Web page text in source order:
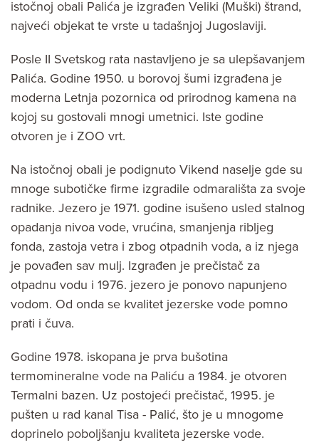
istočnoj obali Palića je izgrađen Veliki (Muški) štrand,
najveći objekat te vrste u tadašnjoj Jugoslaviji.
Posle II Svetskog rata nastavljeno je sa ulepšavanjem
Palića. Godine 1950. u borovoj šumi izgrađena je
moderna Letnja pozornica od prirodnog kamena na
kojoj su gostovali mnogi umetnici. Iste godine
otvoren je i ZOO vrt.
Na istočnoj obali je podignuto Vikend naselje gde su
mnoge subotičke firme izgradile odmarališta za svoje
radnike. Jezero je 1971. godine isušeno usled stalnog
opadanja nivoa vode, vrućina, smanjenja ribljeg
fonda, zastoja vetra i zbog otpadnih voda, a iz njega
je povađen sav mulj. Izgrađen je prečistač za
otpadnu vodu i 1976. jezero je ponovo napunjeno
vodom. Od onda se kvalitet jezerske vode pomno
prati i čuva.
Godine 1978. iskopana je prva bušotina
termomineralne vode na Paliću a 1984. je otvoren
Termalni bazen. Uz postojeći prečistač, 1995. je
pušten u rad kanal Tisa - Palić, što je u mnogome
doprinelo poboljšanju kvaliteta jezerske vode.